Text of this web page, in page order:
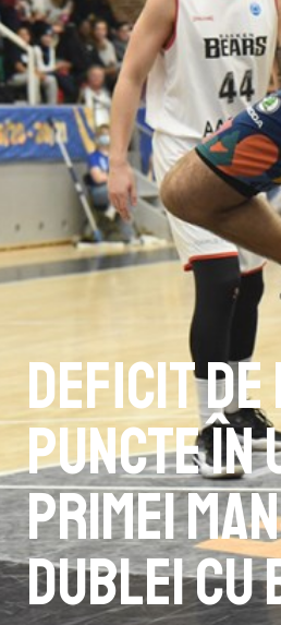
Deficit de
puncte în
primei
dublei cu